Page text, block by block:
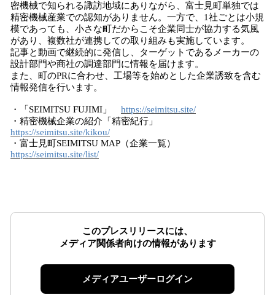
密機械で知られる諏訪地域にありながら、富士見町単独では
精密機械産業での認知がありません。一方で、1社ごとは小規
模であっても、小さな町だからこそ企業同士が協力する気風
があり、複数社が連携しての取り組みも実施しています。
記事と動画で継続的に発信し、ターゲットであるメーカーの
設計部門や商社の調達部門に情報を届けます。
また、町のPRに合わせ、工場等を始めとした企業誘致を含む
情報発信を行います。
・「SEIMITSU FUJIMI」 https://seimitsu.site/
・精密機械企業の紹介「精密紀行」
https://seimitsu.site/kikou/
・富士見町SEIMITSU MAP（企業一覧）
https://seimitsu.site/list/
このプレスリリースには、
メディア関係者向けの情報があります
メディアユーザーログイン